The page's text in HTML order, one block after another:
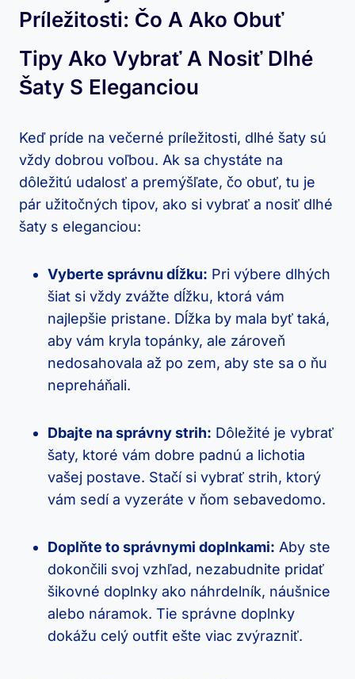
Príležitosti: Čo A Ako⁣ Obuť
Tipy Ako Vybrať A Nosiť Dlhé⁣
Šaty S Eleganciou
Keď⁣ príde na ⁢večerné príležitosti,⁤ dlhé⁣ šaty ⁢sú
vždy dobrou voľbou. Ak sa chystáte⁤ na‍
dôležitú udalosť a⁣ premýšľate, čo obuť,‌ tu je
pár užitočných tipov, ako ⁤si vybrať a nosiť dlhé
šaty s eleganciou:
Vyberte správnu dĺžku: ​Pri výbere dlhých
šiat si‌ vždy‍ zvážte dĺžku, ktorá vám
najlepšie pristane. Dĺžka by mala byť taká,
⁤aby vám kryla topánky, ale zároveň
nedosahovala až po zem, aby ste‌ sa o⁣ ňu
nepreháňali.
Dbajte na správny strih: Dôležité⁤ je vybrať
šaty, ktoré vám dobre padnú ‌a lichotia
vašej postave.‍ Stačí si vybrať strih, ktorý
vám sedí ⁢a vyzeráte ⁢v ňom ​sebavedomo.
Doplňte to správnymi doplnkami: Aby ste
dokončili svoj vzhľad, nezabudnite pridať
šikovné doplnky ako náhrdelník, náušnice
⁣alebo náramok. Tie ‌správne doplnky
dokážu celý⁤ outfit ešte viac zvýrazniť.